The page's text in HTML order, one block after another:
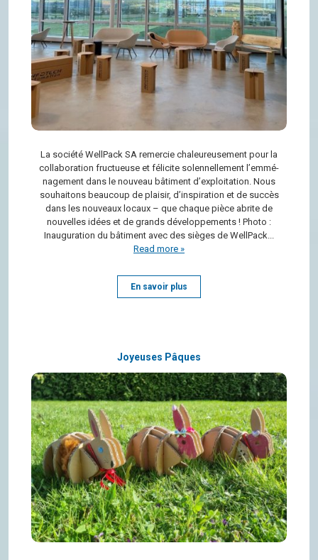
La société Well­Pack SA remer­cie cha­leu­reu­se­ment pour la
col­la­bo­ra­tion fruc­tueuse et féli­cite solen­nel­le­ment l’em­mé­
na­ge­ment dans le nou­veau bâti­ment d’ex­ploi­ta­tion. Nous
sou­hai­tons beau­coup de plai­sir, d’ins­pi­ra­tion et de suc­cès
dans les nou­veaux locaux – que chaque pièce abrite de
nou­velles idées et de grands déve­lop­pe­ments ! Photo :
Inau­gu­ra­tion du bâti­ment avec des sièges de WellPack...
Read more »
En savoir plus
Joyeuses Pâques